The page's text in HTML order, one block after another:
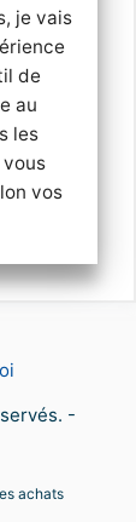
je vais
de
au
les
vos
-
achats